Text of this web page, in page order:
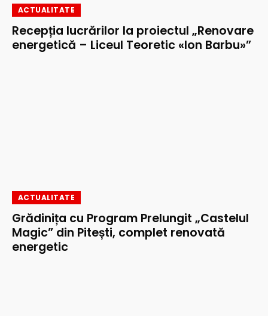
ACTUALITATE
Recepția lucrărilor la proiectul „Renovare
energetică – Liceul Teoretic «Ion Barbu»”
ACTUALITATE
Grădinița cu Program Prelungit „Castelul
Magic” din Pitești, complet renovată
energetic